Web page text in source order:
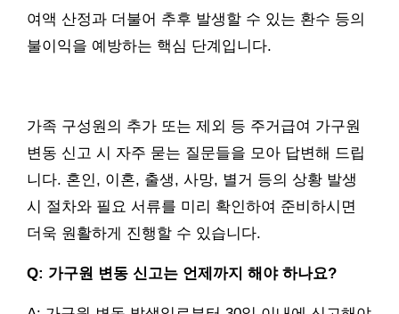
여액 산정과 더불어 추후 발생할 수 있는 환수 등의
불이익을 예방하는 핵심 단계입니다.
가족 구성원의 추가 또는 제외 등 주거급여 가구원
변동 신고 시 자주 묻는 질문들을 모아 답변해 드립
니다. 혼인, 이혼, 출생, 사망, 별거 등의 상황 발생
시 절차와 필요 서류를 미리 확인하여 준비하시면
더욱 원활하게 진행할 수 있습니다.
Q: 가구원 변동 신고는 언제까지 해야 하나요?